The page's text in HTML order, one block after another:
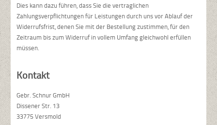
Dies kann dazu führen, dass Sie die vertraglichen
Zahlungsverpflichtungen für Leistungen durch uns vor Ablauf der
Widerrufsfrist, denen Sie mit der Bestellung zustimmen, für den
Zeitraum bis zum Widerruf in vollem Umfang gleichwohl erfüllen
müssen.
Kontakt
Gebr. Schnur GmbH
Dissener Str. 13
33775 Versmold